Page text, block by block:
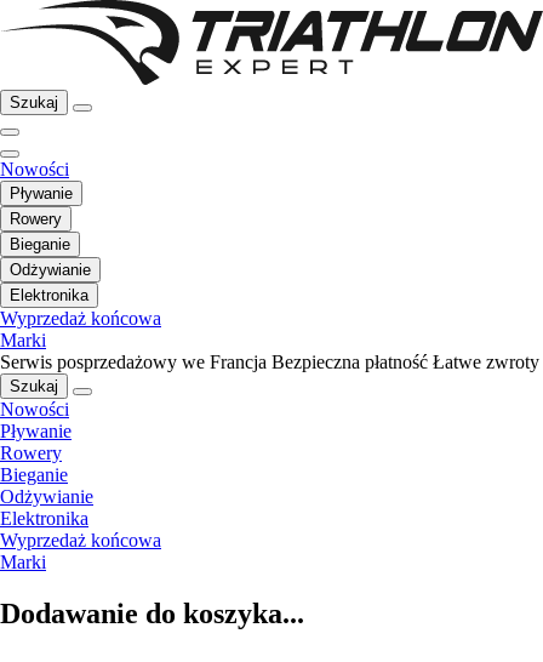
Szukaj
Nowości
Pływanie
Rowery
Bieganie
Odżywianie
Elektronika
Wyprzedaż końcowa
Marki
Serwis posprzedażowy we Francja Bezpieczna płatność Łatwe zwroty
Szukaj
Nowości
Pływanie
Rowery
Bieganie
Odżywianie
Elektronika
Wyprzedaż końcowa
Marki
Dodawanie do koszyka...